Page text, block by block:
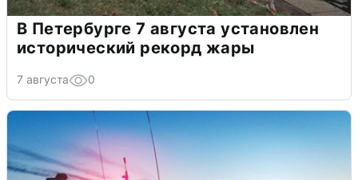
В Петербурге 7 августа установлен
исторический рекорд жары
7 августа 0